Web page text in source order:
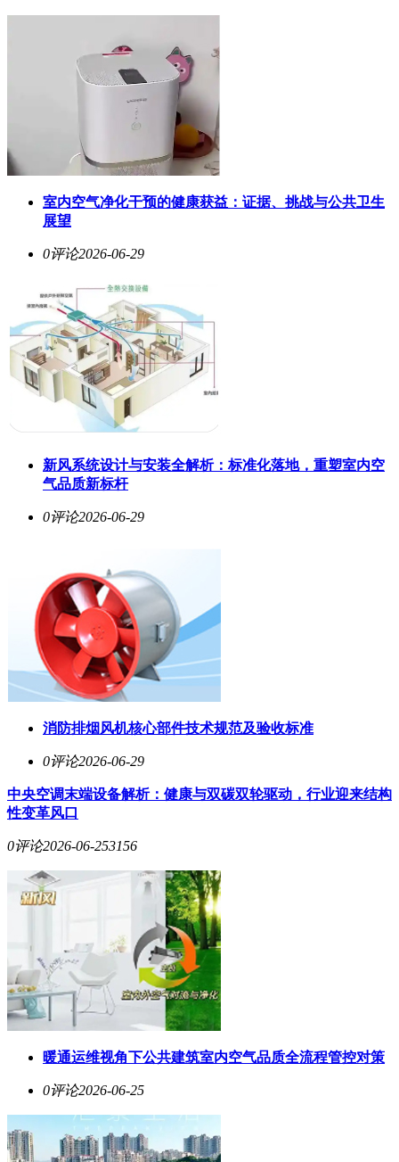
室内空气净化干预的健康获益：证据、挑战与公共卫生
展望
0评论2026-06-29
新风系统设计与安装全解析：标准化落地，重塑室内空
气品质新标杆
0评论2026-06-29
消防排烟风机核心部件技术规范及验收标准
0评论2026-06-29
中央空调末端设备解析：健康与双碳双轮驱动，行业迎来结构
性变革风口
0评论2026-06-253156
暖通运维视角下公共建筑室内空气品质全流程管控对策
0评论2026-06-25